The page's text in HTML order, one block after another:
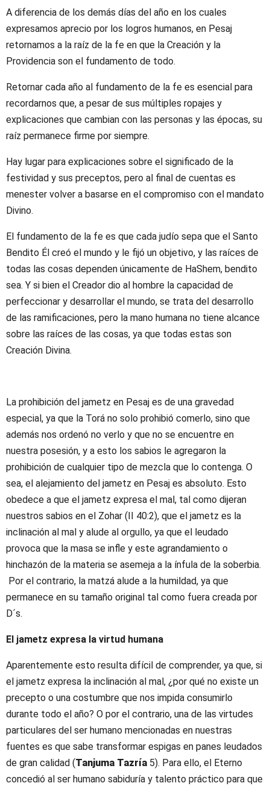
A diferencia de los demás días del año en los cuales
expresamos aprecio por los logros humanos, en Pesaj
retornamos a la raíz de la fe en que la Creación y la
Providencia son el fundamento de todo.
Retornar cada año al fundamento de la fe es esencial para
recordarnos que, a pesar de sus múltiples ropajes y
explicaciones que cambian con las personas y las épocas, su
raíz permanece firme por siempre.
Hay lugar para explicaciones sobre el significado de la
festividad y sus preceptos, pero al final de cuentas es
menester volver a basarse en el compromiso con el mandato
Divino.
El fundamento de la fe es que cada judío sepa que el Santo
Bendito Él creó el mundo y le fijó un objetivo, y las raíces de
todas las cosas dependen únicamente de HaShem, bendito
sea. Y si bien el Creador dio al hombre la capacidad de
perfeccionar y desarrollar el mundo, se trata del desarrollo
de las ramificaciones, pero la mano humana no tiene alcance
sobre las raíces de las cosas, ya que todas estas son
Creación Divina.
La prohibición del jametz en Pesaj es de una gravedad
especial, ya que la Torá no solo prohibió comerlo, sino que
además nos ordenó no verlo y que no se encuentre en
nuestra posesión, y a esto los sabios le agregaron la
prohibición de cualquier tipo de mezcla que lo contenga. O
sea, el alejamiento del jametz en Pesaj es absoluto. Esto
obedece a que el jametz expresa el mal, tal como dijeran
nuestros sabios en el Zohar (II 40:2), que el jametz es la
inclinación al mal y alude al orgullo, ya que el leudado
provoca que la masa se infle y este agrandamiento o
hinchazón de la materia se asemeja a la ínfula de la soberbia.
Por el contrario, la matzá alude a la humildad, ya que
permanece en su tamaño original tal como fuera creada por
D´s.
El jametz expresa la virtud humana
Aparentemente esto resulta difícil de comprender, ya que, si
el jametz expresa la inclinación al mal, ¿por qué no existe un
precepto o una costumbre que nos impida consumirlo
durante todo el año? O por el contrario, una de las virtudes
particulares del ser humano mencionadas en nuestras
fuentes es que sabe transformar espigas en panes leudados
de gran calidad (Tanjuma Tazría 5). Para ello, el Eterno
concedió al ser humano sabiduría y talento práctico para que